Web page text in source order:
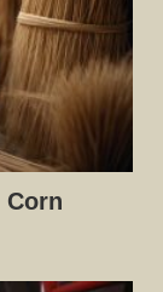
Corn